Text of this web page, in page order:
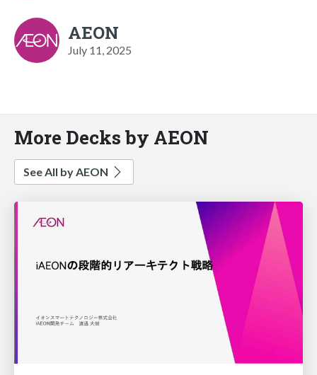
AEON
July 11, 2025
More Decks by AEON
See All by AEON